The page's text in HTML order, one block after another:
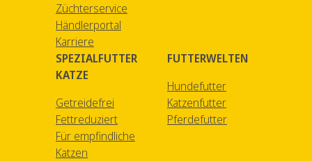
Züchterservice
Händlerportal
Karriere
SPEZIALFUTTER
KATZE
Getreidefrei
Fettreduziert
Für empfindliche
Katzen
FUTTERWELTEN
Hundefutter
Katzenfutter
Pferdefutter